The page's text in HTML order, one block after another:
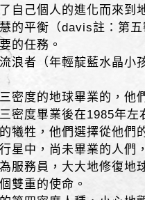
自己個人的進化而來到
的平衡（davis註：第
的任務。
浪者（年輕靛藍水晶小
密度的地球畢業的，他
密度畢業後在1985年
犧牲，他們選擇從他們
星中，尚未畢業的人們
服務員，大大地修復地
雙重的使命。